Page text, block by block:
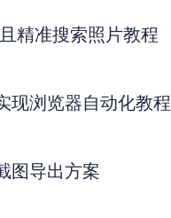
精准搜索照片教程
现浏览器自动化教程
图导出方案